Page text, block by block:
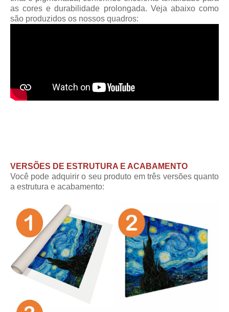
as cores e durabilidade prolongada. Veja abaixo como
são produzidos os nossos quadros:
VERSÕES DE ESTRUTURA E ACABAMENTO
Você pode adquirir o seu produto em três versões quanto
a estrutura e acabamento: